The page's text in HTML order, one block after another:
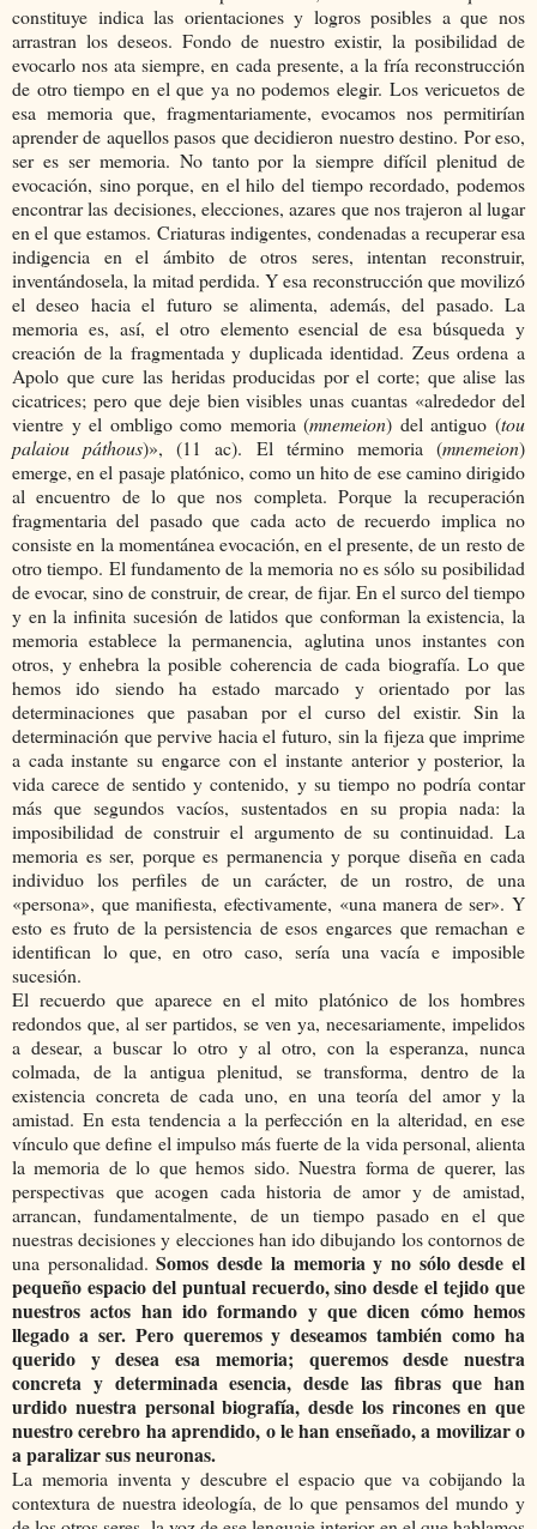
constituye indica las orientaciones y logros posibles a que nos
arrastran los deseos. Fondo de nuestro existir, la posibilidad de
evocarlo nos ata siempre, en cada presente, a la fría reconstrucción
de otro tiempo en el que ya no podemos elegir. Los vericuetos de
esa memoria que, fragmentariamente, evocamos nos permitirían
aprender de aquellos pasos que decidieron nuestro destino. Por eso,
ser es ser memoria. No tanto por la siempre difícil plenitud de
evocación, sino porque, en el hilo del tiempo recordado, podemos
encontrar las decisiones, elecciones, azares que nos trajeron al lugar
en el que estamos. Criaturas indigentes, condenadas a recuperar esa
indigencia en el ámbito de otros seres, intentan reconstruir,
inventándosela, la mitad perdida. Y esa reconstrucción que movilizó
el deseo hacia el futuro se alimenta, además, del pasado. La
memoria es, así, el otro elemento esencial de esa búsqueda y
creación de la fragmentada y duplicada identidad. Zeus ordena a
Apolo que cure las heridas producidas por el corte; que alise las
cicatrices; pero que deje bien visibles unas cuantas «alrededor del
vientre y el ombligo como memoria (mnemeion) del antiguo (tou
palaiou páthous)», (11 ac). El término memoria (mnemeion)
emerge, en el pasaje platónico, como un hito de ese camino dirigido
al encuentro de lo que nos completa. Porque la recuperación
fragmentaria del pasado que cada acto de recuerdo implica no
consiste en la momentánea evocación, en el presente, de un resto de
otro tiempo. El fundamento de la memoria no es sólo su posibilidad
de evocar, sino de construir, de crear, de fijar. En el surco del tiempo
y en la infinita sucesión de latidos que conforman la existencia, la
memoria establece la permanencia, aglutina unos instantes con
otros, y enhebra la posible coherencia de cada biografía. Lo que
hemos ido siendo ha estado marcado y orientado por las
determinaciones que pasaban por el curso del existir. Sin la
determinación que pervive hacia el futuro, sin la fijeza que imprime
a cada instante su engarce con el instante anterior y posterior, la
vida carece de sentido y contenido, y su tiempo no podría contar
más que segundos vacíos, sustentados en su propia nada: la
imposibilidad de construir el argumento de su continuidad. La
memoria es ser, porque es permanencia y porque diseña en cada
individuo los perfiles de un carácter, de un rostro, de una
«persona», que manifiesta, efectivamente, «una manera de ser». Y
esto es fruto de la persistencia de esos engarces que remachan e
identifican lo que, en otro caso, sería una vacía e imposible
sucesión.
El recuerdo que aparece en el mito platónico de los hombres
redondos que, al ser partidos, se ven ya, necesariamente, impelidos
a desear, a buscar lo otro y al otro, con la esperanza, nunca
colmada, de la antigua plenitud, se transforma, dentro de la
existencia concreta de cada uno, en una teoría del amor y la
amistad. En esta tendencia a la perfección en la alteridad, en ese
vínculo que define el impulso más fuerte de la vida personal, alienta
la memoria de lo que hemos sido. Nuestra forma de querer, las
perspectivas que acogen cada historia de amor y de amistad,
arrancan, fundamentalmente, de un tiempo pasado en el que
nuestras decisiones y elecciones han ido dibujando los contornos de
una personalidad.Somos desde la memoria y no sólo desde el
pequeño espacio del puntual recuerdo, sino desde el tejido que
nuestros actos han ido formando y que dicen cómo hemos
llegado a ser. Pero queremos y deseamos también como ha
querido y desea esa memoria; queremos desde nuestra
concreta y determinada esencia, desde las fibras que han
urdido nuestra personal biografía, desde los rincones en que
nuestro cerebro ha aprendido, o le han enseñado, a movilizar o
a paralizar sus neuronas.
La memoria inventa y descubre el espacio que va cobijando la
contextura de nuestra ideología, de lo que pensamos del mundo y